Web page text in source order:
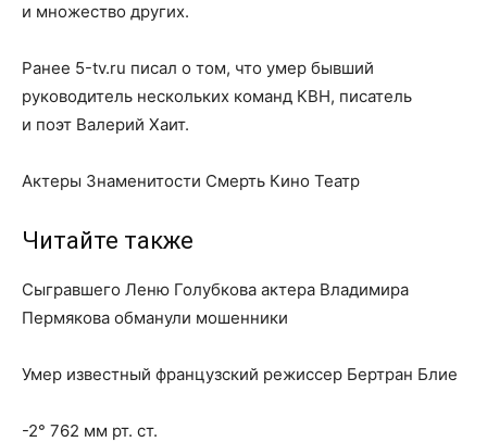
и множество других.
Ранее 5-tv.ru писал о том, что умер бывший
руководитель нескольких команд КВН, писатель
и поэт Валерий Хаит.
Актеры Знаменитости Смерть Кино Театр
Читайте также
Сыгравшего Леню Голубкова актера Владимира
Пермякова обманули мошенники
Умер известный французский режиссер Бертран Блие
-2° 762 мм рт. ст.